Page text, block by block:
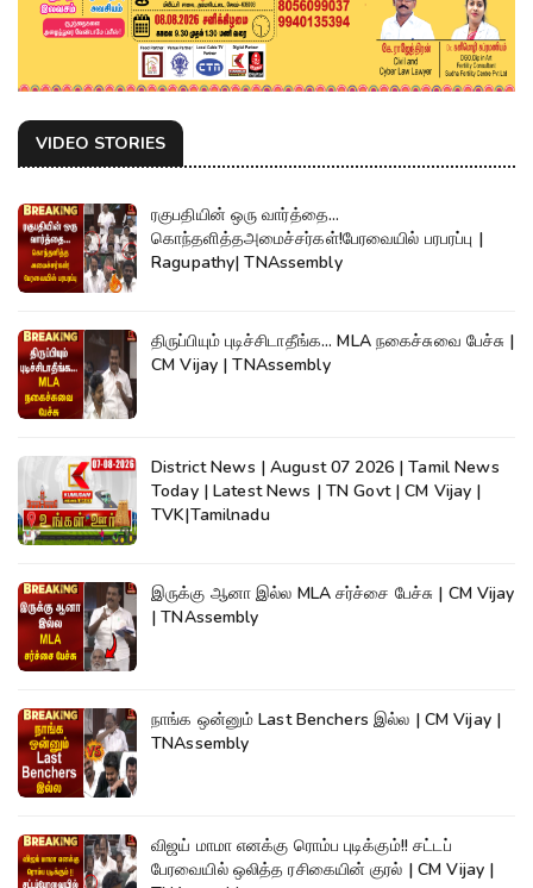
VIDEO STORIES
ரகுபதியின் ஒரு வார்த்தை...
கொந்தளித்தஅமைச்சர்கள்!பேரவையில் பரபரப்பு |
Ragupathy| TNAssembly
திருப்பியும் புடிச்சிடாதீங்க... MLA நகைச்சுவை பேச்சு |
CM Vijay | TNAssembly
District News | August 07 2026 | Tamil News
Today | Latest News | TN Govt | CM Vijay |
TVK|Tamilnadu
இருக்கு ஆனா இல்ல MLA சர்ச்சை பேச்சு | CM Vijay
| TNAssembly
நாங்க ஒன்னும் Last Benchers இல்ல | CM Vijay |
TNAssembly
விஜய் மாமா எனக்கு ரொம்ப புடிக்கும்!! சட்டப்
பேரவையில் ஒலித்த ரசிகையின் குரல் | CM Vijay |